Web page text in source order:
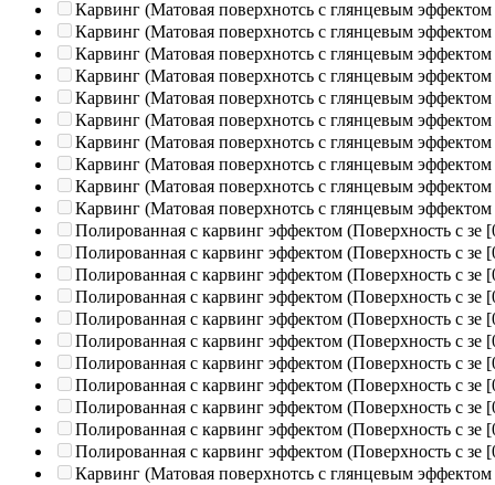
Карвинг (Матовая поверхнотсь с глянцевым эффектом
Карвинг (Матовая поверхнотсь с глянцевым эффектом
Карвинг (Матовая поверхнотсь с глянцевым эффектом
Карвинг (Матовая поверхнотсь с глянцевым эффектом
Карвинг (Матовая поверхнотсь с глянцевым эффектом
Карвинг (Матовая поверхнотсь с глянцевым эффектом
Карвинг (Матовая поверхнотсь с глянцевым эффектом
Карвинг (Матовая поверхнотсь с глянцевым эффектом
Карвинг (Матовая поверхнотсь с глянцевым эффектом
Карвинг (Матовая поверхнотсь с глянцевым эффектом
Полированная c карвинг эффектом (Поверхность с зе
Полированная c карвинг эффектом (Поверхность с зе
Полированная c карвинг эффектом (Поверхность с зе
Полированная c карвинг эффектом (Поверхность с зе
Полированная c карвинг эффектом (Поверхность с зе
Полированная c карвинг эффектом (Поверхность с зе
Полированная c карвинг эффектом (Поверхность с зе
Полированная c карвинг эффектом (Поверхность с зе
Полированная c карвинг эффектом (Поверхность с зе
Полированная c карвинг эффектом (Поверхность с зе
Полированная c карвинг эффектом (Поверхность с зе
Карвинг (Матовая поверхнотсь с глянцевым эффектом